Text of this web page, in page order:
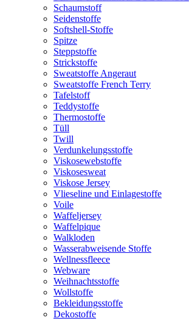
Schaumstoff
Seidenstoffe
Softshell-Stoffe
Spitze
Steppstoffe
Strickstoffe
Sweatstoffe Angeraut
Sweatstoffe French Terry
Tafelstoff
Teddystoffe
Thermostoffe
Tüll
Twill
Verdunkelungsstoffe
Viskosewebstoffe
Viskosesweat
Viskose Jersey
Vlieseline und Einlagestoffe
Voile
Waffeljersey
Waffelpique
Walkloden
Wasserabweisende Stoffe
Wellnessfleece
Webware
Weihnachtsstoffe
Wollstoffe
Bekleidungsstoffe
Dekostoffe